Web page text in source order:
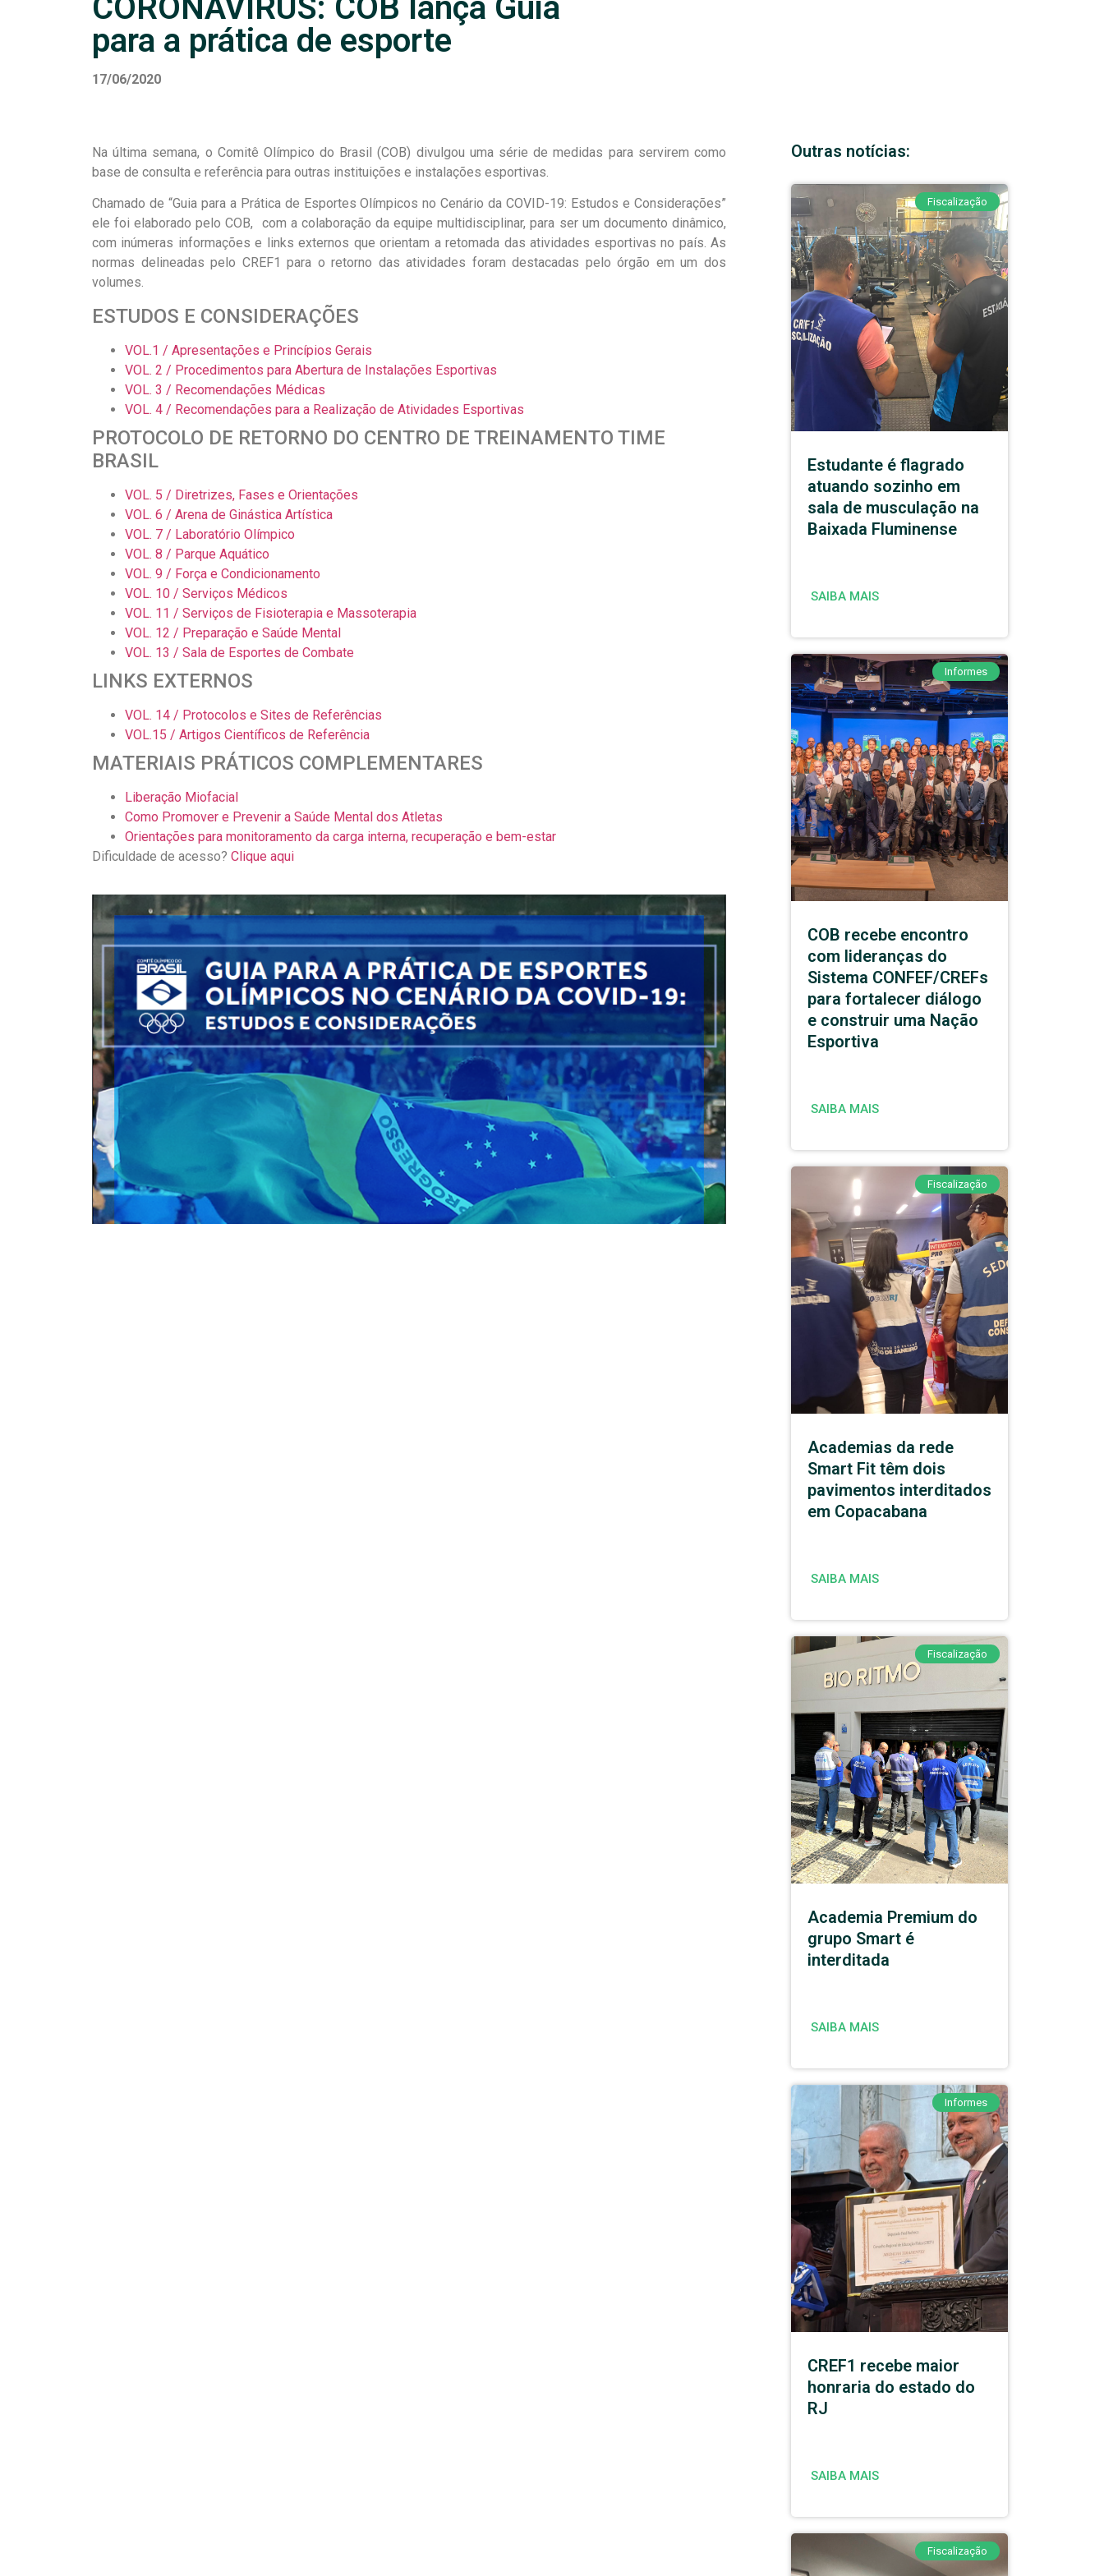
CORONAVÍRUS: COB lança Guia
para a prática de esporte
17/06/2020
Na última semana, o Comitê Olímpico do Brasil (COB) divulgou uma série de medidas para servirem como
base de consulta e referência para outras instituições e instalações esportivas.
Chamado de “Guia para a Prática de Esportes Olímpicos no Cenário da COVID-19: Estudos e Considerações”
ele foi elaborado pelo COB, com a colaboração da equipe multidisciplinar, para ser um documento dinâmico,
com inúmeras informações e links externos que orientam a retomada das atividades esportivas no país. As
normas delineadas pelo CREF1 para o retorno das atividades foram destacadas pelo órgão em um dos
volumes.
ESTUDOS E CONSIDERAÇÕES
VOL.1 / Apresentações e Princípios Gerais
VOL. 2 / Procedimentos para Abertura de Instalações Esportivas
VOL. 3 / Recomendações Médicas
VOL. 4 / Recomendações para a Realização de Atividades Esportivas
PROTOCOLO DE RETORNO DO CENTRO DE TREINAMENTO TIME
BRASIL
VOL. 5 / Diretrizes, Fases e Orientações
VOL. 6 / Arena de Ginástica Artística
VOL. 7 / Laboratório Olímpico
VOL. 8 / Parque Aquático
VOL. 9 / Força e Condicionamento
VOL. 10 / Serviços Médicos
VOL. 11 / Serviços de Fisioterapia e Massoterapia
VOL. 12 / Preparação e Saúde Mental
VOL. 13 / Sala de Esportes de Combate
LINKS EXTERNOS
VOL. 14 / Protocolos e Sites de Referências
VOL.15 / Artigos Científicos de Referência
MATERIAIS PRÁTICOS COMPLEMENTARES
Liberação Miofacial
Como Promover e Prevenir a Saúde Mental dos Atletas
Orientações para monitoramento da carga interna, recuperação e bem-estar
Dificuldade de acesso? Clique aqui
Outras notícias:
Fiscalização
Estudante é flagrado
atuando sozinho em
sala de musculação na
Baixada Fluminense
SAIBA MAIS
Informes
COB recebe encontro
com lideranças do
Sistema CONFEF/CREFs
para fortalecer diálogo
e construir uma Nação
Esportiva
SAIBA MAIS
Fiscalização
Academias da rede
Smart Fit têm dois
pavimentos interditados
em Copacabana
SAIBA MAIS
Fiscalização
Academia Premium do
grupo Smart é
interditada
SAIBA MAIS
Informes
CREF1 recebe maior
honraria do estado do
RJ
SAIBA MAIS
Fiscalização